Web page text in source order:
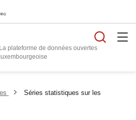
La plateforme de données ouvertes
Séries statistiques sur les